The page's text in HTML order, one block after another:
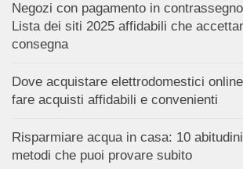
Negozi con pagamento in
Lista dei siti 2025 affidabili che
consegna
Dove acquistare elettrodomestici
fare acquisti affidabili e convenienti
Risparmiare acqua in casa: 10
metodi che puoi provare subito